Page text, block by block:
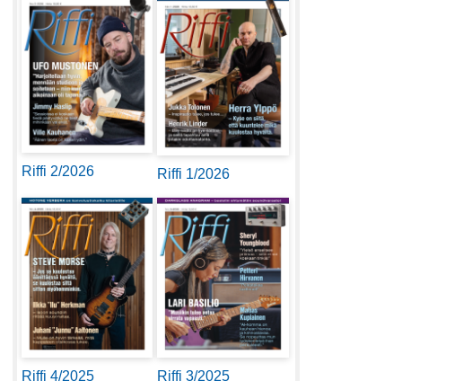
Riffi 2/2026 Riffi 1/2026
Riffi 4/2025 Riffi 3/2025